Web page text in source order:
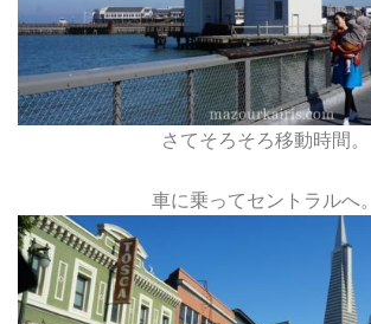
さてそろそろ移動時間。
車に乗ってセントラルへ。